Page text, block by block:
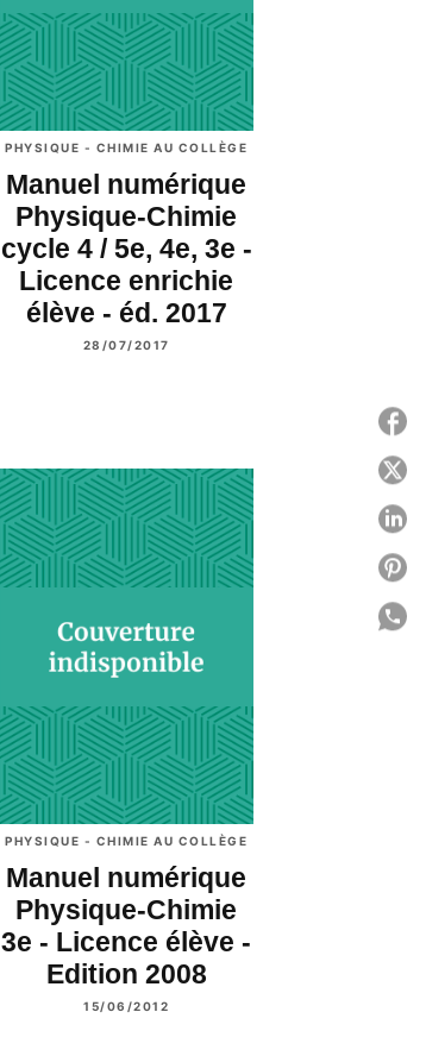
PHYSIQUE - CHIMIE AU COLLÈGE
Manuel numérique
Physique-Chimie
cycle 4 / 5e, 4e, 3e -
Licence enrichie
élève - éd. 2017
28/07/2017
PHYSIQUE - CHIMIE AU COLLÈGE
Manuel numérique
Physique-Chimie
3e - Licence élève -
Edition 2008
15/06/2012